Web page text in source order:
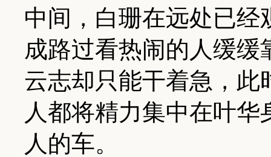
中间，白珊在远处已
成路过看热闹的人缓
云志却只能干着急，
人都将精力集中在叶
人的车。